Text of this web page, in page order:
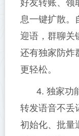
好友转账、领
息一键扩散。
迎语，群聊关
还有独家防炸
更轻松。
4. 独家功
转发语音不丢
初始化、批量